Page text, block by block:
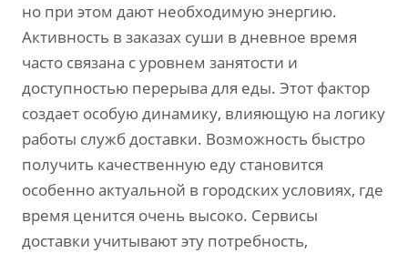
но при этом дают необходимую энергию.
Активность в заказах суши в дневное время
часто связана с уровнем занятости и
доступностью перерыва для еды. Этот фактор
создает особую динамику, влияющую на логику
работы служб доставки. Возможность быстро
получить качественную еду становится
особенно актуальной в городских условиях, где
время ценится очень высоко. Сервисы
доставки учитывают эту потребность,